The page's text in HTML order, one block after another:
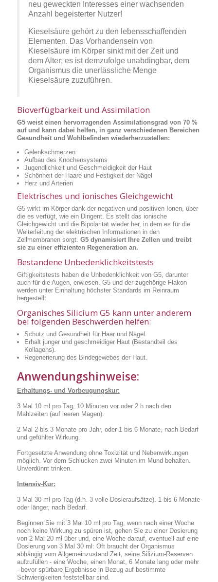
neu geweckten Interesses einer wachsenden
Anzahl begeisterter Nutzer!
Kieselsäure gehört zu den lebensschaffenden
Elementen. Das Vorhandensein von
Kieselsäure im Körper sinkt mit der Zeit und
dem Alter; es ist demzufolge unabdingbar, dem
Organismus die unerlässliche Menge
Kieselsäure zuzuführen.
Bioverfügbarkeit und Assimilation
G5 weist einen hervorragenden Assimilationsgrad von 70 %
auf und kann dabei helfen, in ganz verschiedenen Bereichen
Gesundheit und Wohlbefinden wiederherzustellen:
Gelenkschmerzen
Aufbau des Knochensystems
Jugendlichkeit und Geschmeidigkeit der Haut
Schönheit der Haare und Festigkeit der Nägel
Herz und Arterien
Elektrisches und ionisches Gleichgewicht
G5 wirkt im Körper dank der negativen und positiven Ionen, über
die es verfügt, wie ein Dirigent. Es stellt das ionische
Gleichgewicht und die Bipolarität wieder her, in dem es für die
Weiterleitung der elektrischen Informationen in den
Zellmembranen sorgt. G5 dynamisiert Ihre Zellen und treibt
sie zu einer effizienten Regeneration an.
Bestandene Unbedenklichkeitstests
Giftigkeitstests haben die Unbedenklichkeit von G5, darunter
auch für die Augen, erwiesen. G5 und der zugehörige Flakon
werden unter Einhaltung höchster Standards im Reinraum
hergestellt.
Organisches Silicium G5 kann unter anderem
bei folgenden Beschwerden helfen:
Schutz und Gesundheit für Haar und Nägel.
Erhalt junger und geschmeidiger Haut (Bestandteil des
Kollagens).
Regenerierung des Bindegewebes der Haut.
Anwendungshinweise:
Erhaltungs- und Vorbeugungskur:
3 Mal 10 ml pro Tag, 10 Minuten vor oder 2 h nach den
Mahlzeiten (auf leeren Magen).
2 Mal 2 bis 3 Monate pro Jahr, oder 1 bis 6 Monate, nach Bedarf
und gefühlter Wirkung.
Fortgesetzte Anwendung ohne Toxizität und Nebenwirkungen
möglich. Vor dem Schlucken zwei Minuten im Mund behalten.
Unverdünnt trinken.
Intensiv-Kur:
3 Mal 30 ml pro Tag (d.h. 3 volle Dosieraufsätze). 1 bis 6 Monate
oder länger, nach Bedarf.
Beginnen Sie mit 3 Mal 10 ml pro Tag; wenn nach einer Woche
noch keine Wirkung zu spüren ist, gehen Sie zu einer Dosierung
von 2 Mal 20 ml über und, eine Woche darauf, eventuell auf eine
Dosierung von 3 Mal 30 ml: Oft braucht der Organismus
abhängig vom Allgemeinzustand Zeit, seine Silizium-Reserven
aufzufüllen - eine Woche, einen Monat, 6 Monate lang oder mehr
- bevor spürbare Ergebnisse in Bezug auf bestimmte
Schwierigkeiten feststellbar sind.